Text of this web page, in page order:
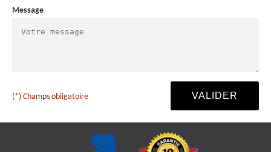
Message
(*) Champs obligatoire